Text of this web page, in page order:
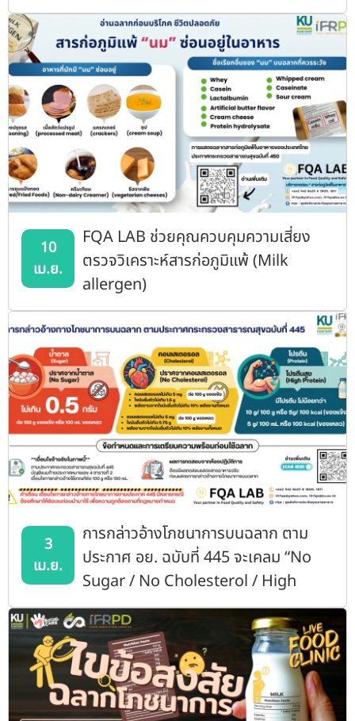
10
เม.ย.
FQA LAB ช่วยคุณควบคุมความเสี่ยง
ตรวจวิเคราะห์สารก่อภูมิแพ้ (Milk
allergen)
3
เม.ย.
การกล่าวอ้างโภชนาการบนฉลาก ตาม
ประกาศ อย. ฉบับที่ 445 จะเคลม “No
Sugar / No Cholesterol / High
Protein” ต้องรู้!